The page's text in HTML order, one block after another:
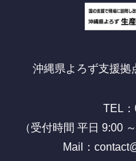
沖縄県よろず支援拠
TEL
（受付時間 平日 9:00
Mail：